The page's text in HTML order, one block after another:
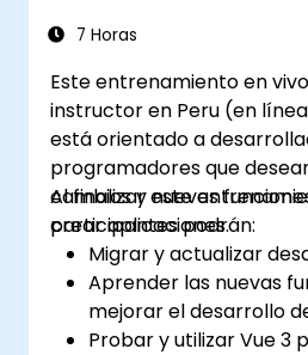
7 Horas
Este entrenamiento en
instructor en Peru (en
está orientado a
programadores que
cambios y nuevas
crear aplicaciones.
Al finalizar este
participantes podrán:
Migrar y actualizar
Aprender las nuevas
mejorar el desarrollo
Probar y utilizar Vue 3